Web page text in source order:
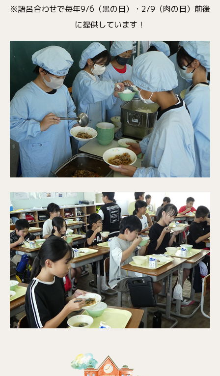
※語呂合わせで毎年9/6（黒の日）・2/9（肉の日）前後
に提供しています！